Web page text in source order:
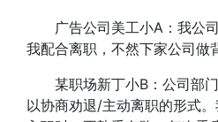
广告公司美工小A：我公
我配合离职，不然下家公司做
某职场新丁小B：公司部
以协商劝退/主动离职的形式